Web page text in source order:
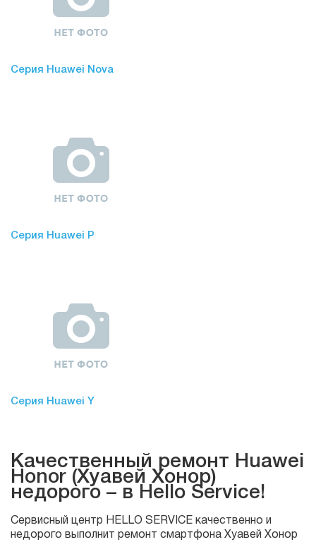
Серия Huawei Nova
Серия Huawei P
Серия Huawei Y
Качественный ремонт Huawei
Honor (Хуавей Хонор)
недорого – в Hello Service!
Сервисный центр HELLO SERVICE качественно и
недорого выполнит ремонт смартфона Хуавей Хонор